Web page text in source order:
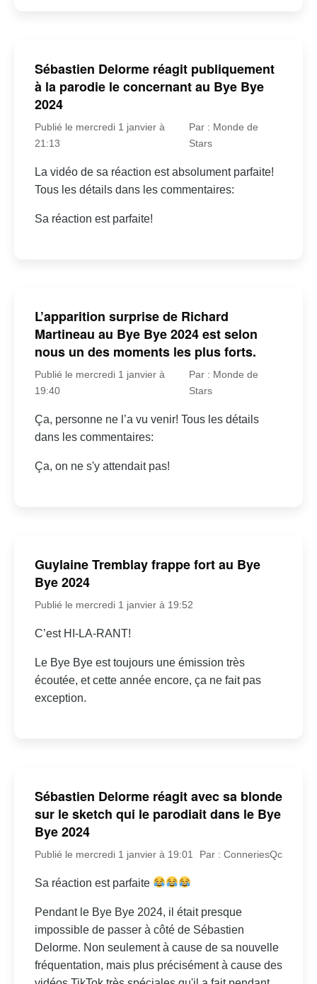
Sébastien Delorme réagit publiquement
à la parodie le concernant au Bye Bye
2024
Publié le mercredi 1 janvier à
21:13
Par : Monde de
Stars
La vidéo de sa réaction est absolument parfaite!
Tous les détails dans les commentaires:
Sa réaction est parfaite!
L’apparition surprise de Richard
Martineau au Bye Bye 2024 est selon
nous un des moments les plus forts.
Publié le mercredi 1 janvier à
19:40
Par : Monde de
Stars
Ça, personne ne l’a vu venir! Tous les détails
dans les commentaires:
Ça, on ne s'y attendait pas!
Guylaine Tremblay frappe fort au Bye
Bye 2024
Publié le mercredi 1 janvier à 19:52
C’est HI-LA-RANT!
Le Bye Bye est toujours une émission très
écoutée, et cette année encore, ça ne fait pas
exception.
Sébastien Delorme réagit avec sa blonde
sur le sketch qui le parodiait dans le Bye
Bye 2024
Publié le mercredi 1 janvier à 19:01 Par : ConneriesQc
Sa réaction est parfaite
Pendant le Bye Bye 2024, il était presque
impossible de passer à côté de Sébastien
Delorme. Non seulement à cause de sa nouvelle
fréquentation, mais plus précisément à cause des